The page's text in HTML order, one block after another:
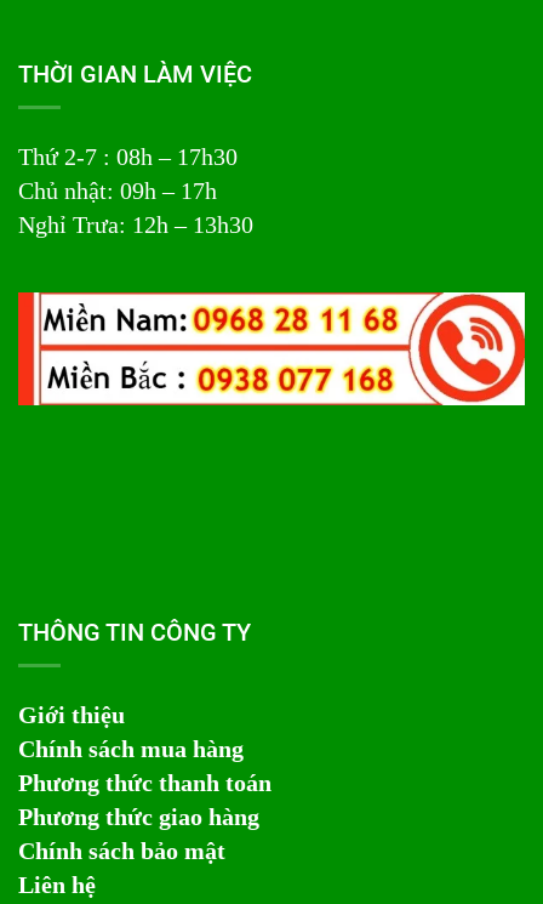
THỜI GIAN LÀM VIỆC
Thứ 2-7 : 08h – 17h30
Chủ nhật: 09h – 17h
Nghỉ Trưa: 12h – 13h30
THÔNG TIN CÔNG TY
Giới thiệu
Chính sách mua hàng
Phương thức thanh toán
Phương thức giao hàng
Chính sách bảo mật
Liên hệ